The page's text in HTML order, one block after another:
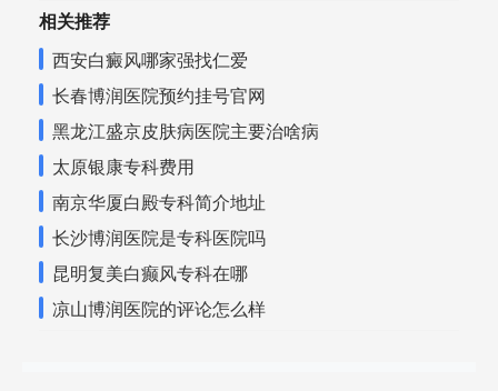
相关推荐
西安白癜风哪家强找仁爱
长春博润医院预约挂号官网
黑龙江盛京皮肤病医院主要治啥病
太原银康专科费用
南京华厦白殿专科简介地址
长沙博润医院是专科医院吗
昆明复美白癫风专科在哪
凉山博润医院的评论怎么样